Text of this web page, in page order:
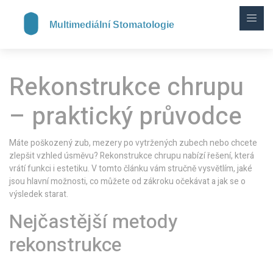
Rekonstrukce chrupu
– praktický průvodce
Máte poškozený zub, mezery po vytržených zubech nebo chcete
zlepšit vzhled úsměvu? Rekonstrukce chrupu nabízí řešení, která
vrátí funkci i estetiku. V tomto článku vám stručně vysvětlím, jaké
jsou hlavní možnosti, co můžete od zákroku očekávat a jak se o
výsledek starat.
Nejčastější metody
rekonstrukce